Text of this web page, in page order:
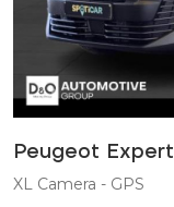
Peugeot Expert
XL Camera - GPS